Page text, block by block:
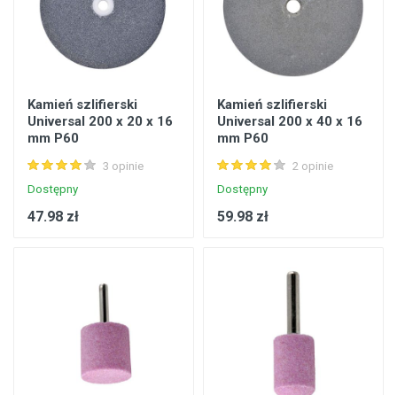
Kamień szlifierski
Universal 200 x 20 x 16
mm P60
3 opinie
Dostępny
47.98 zł
Kamień szlifierski
Universal 200 x 40 x 16
mm P60
2 opinie
Dostępny
59.98 zł